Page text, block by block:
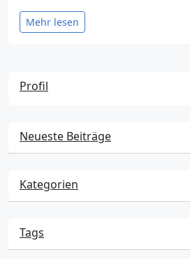
Mehr lesen
Profil
Neueste Beiträge
Kategorien
Tags